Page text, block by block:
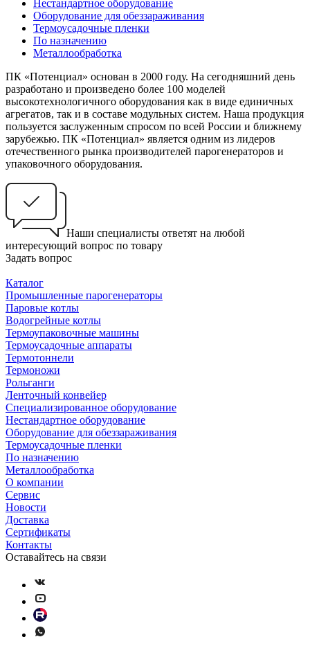
Нестандартное оборудование
Оборудование для обеззараживания
Термоусадочные пленки
По назначению
Металлообработка
ПК «Потенциал» основан в 2000 году. На сегодняшний день
разработано и произведено более 100 моделей
высокотехнологичного оборудования как в виде единичных
агрегатов, так и в составе модульных систем. Наша продукция
пользуется заслуженным спросом по всей России и ближнему
зарубежью. ПК «Потенциал» является одним из лидеров
отечественного рынка производителей парогенераторов и
упаковочного оборудования.
Наши специалисты ответят на любой
интересующий вопрос по товару
Задать вопрос
Каталог
Промышленные парогенераторы
Паровые котлы
Водогрейные котлы
Термоупаковочные машины
Термоусадочные аппараты
Термотоннели
Термоножи
Рольганги
Ленточный конвейер
Специализированное оборудование
Нестандартное оборудование
Оборудование для обеззараживания
Термоусадочные пленки
По назначению
Металлообработка
О компании
Сервис
Новости
Доставка
Сертификаты
Контакты
Оставайтесь на связи